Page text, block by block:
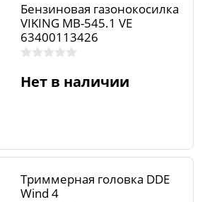
Бензиновая газонокосилка
VIKING МВ-545.1 VE
63400113426
Нет в наличии
Триммерная головка DDE
Wind 4